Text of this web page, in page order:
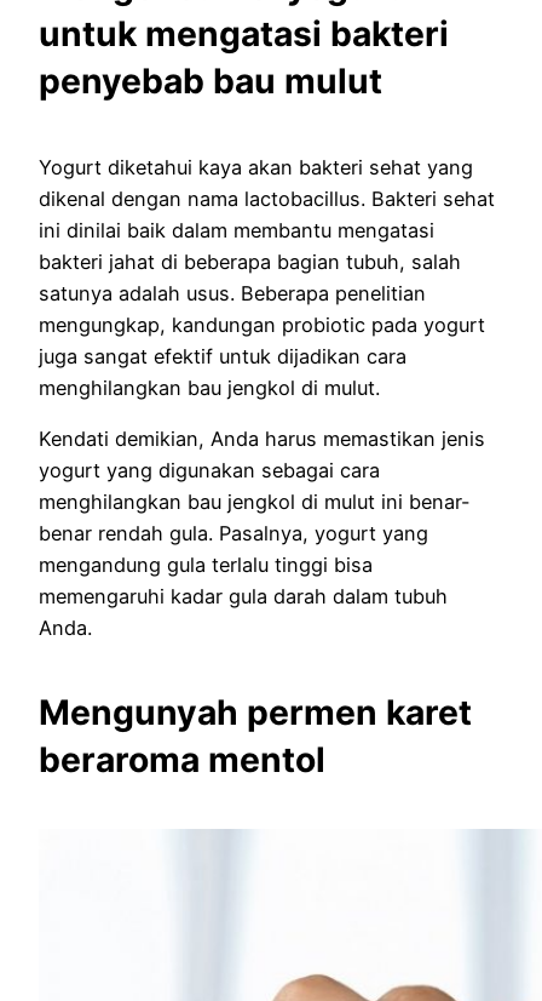
untuk mengatasi bakteri
penyebab bau mulut
Yogurt diketahui kaya akan bakteri sehat yang
dikenal dengan nama lactobacillus. Bakteri sehat
ini dinilai baik dalam membantu mengatasi
bakteri jahat di beberapa bagian tubuh, salah
satunya adalah usus. Beberapa penelitian
mengungkap, kandungan probiotic pada yogurt
juga sangat efektif untuk dijadikan cara
menghilangkan bau jengkol di mulut.
Kendati demikian, Anda harus memastikan jenis
yogurt yang digunakan sebagai cara
menghilangkan bau jengkol di mulut ini benar-
benar rendah gula. Pasalnya, yogurt yang
mengandung gula terlalu tinggi bisa
memengaruhi kadar gula darah dalam tubuh
Anda.
Mengunyah permen karet
beraroma mentol